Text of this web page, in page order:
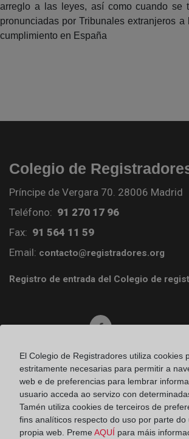
arreglo a las leyes, así como cuando se
pronunciadas por Tribunales extranjeros a
cumplimiento en España
Colegio de
Príncipe de Vergara 70. 28006 Madrid
Teléfono: 91 270 17 96
Fax: 91 564 11 59
Email: contacto@registradores.org
Registro de entrada del Colegio de
Ir a facebook (abre
Ir a twitter (abre en
Ir a YouTube (abre
El Colegio de Registradores utiliza cookies
estritamente necesarias para permitir a
web e de preferencias para lembrar
usuario acceda ao servizo con
Tamén utiliza cookies de terceiros de
fins analíticos respecto do uso por parte do
propia web. Preme AQUÍ para máis